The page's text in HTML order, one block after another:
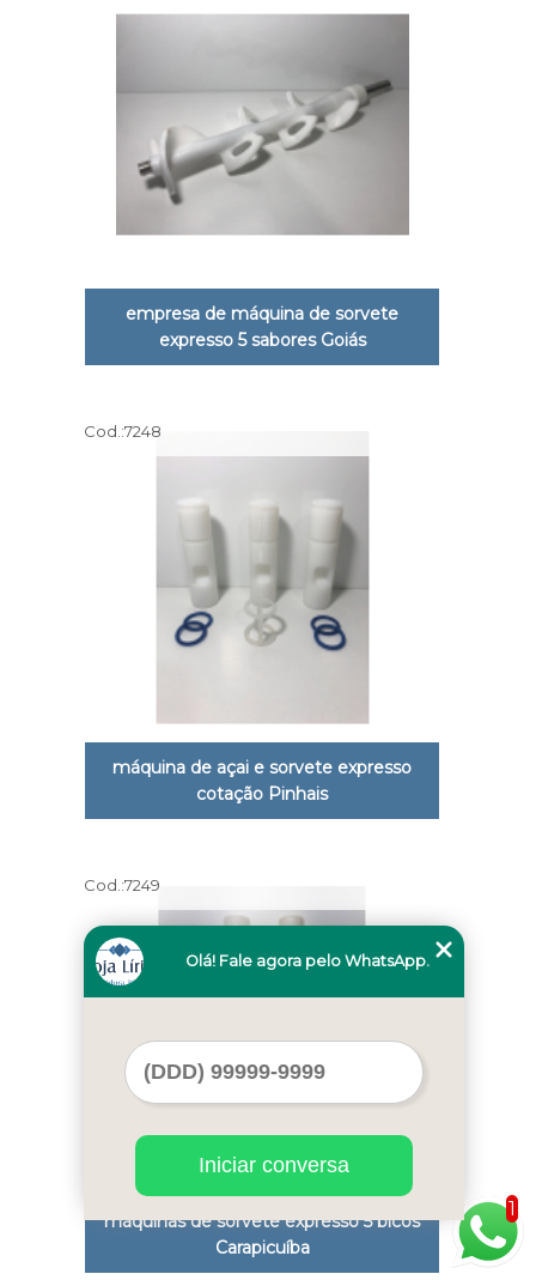
empresa de máquina de sorvete
expresso 5 sabores Goiás
Cod.:7248
máquina de açai e sorvete expresso
cotação Pinhais
Cod.:7249
máquinas de sorvete expresso 5 bicos
Carapicuíba
1
Olá! Fale agora pelo WhatsApp.
Iniciar conversa